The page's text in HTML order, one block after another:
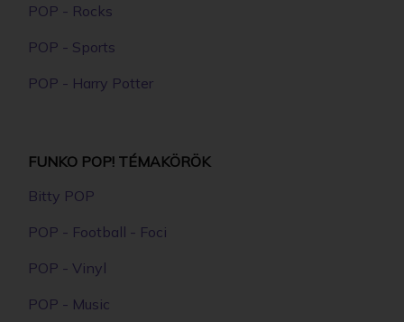
POP - Rocks
POP - Sports
POP - Harry Potter
FUNKO POP! TÉMAKÖRÖK
Bitty POP
POP - Football - Foci
POP - Vinyl
POP - Music